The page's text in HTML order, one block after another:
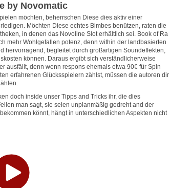
by Novomatic
möchten, beherrschen Diese dies aktiv einer
Möchten Diese echtes Bimbes benützen, raten die
in denen das Novoline Slot erhältlich sei. Book of Ra
mehr Wohlgefallen potenz, denn within der landbasierten
hervorragend, begleitet durch großartigen Soundeffekten,
können. Daraus ergibt sich verständlicherweise
ausfällt, denn wenn respons ehemals etwa 90€ für Spin
erfahrenen Glücksspielern zählst, müssen die autoren dir
doch inside unser Tipps and Tricks ihr, die dies
man sagt, sie seien unplanmäßig gedreht and der
könnt, hängt in unterschiedlichen Aspekten nicht